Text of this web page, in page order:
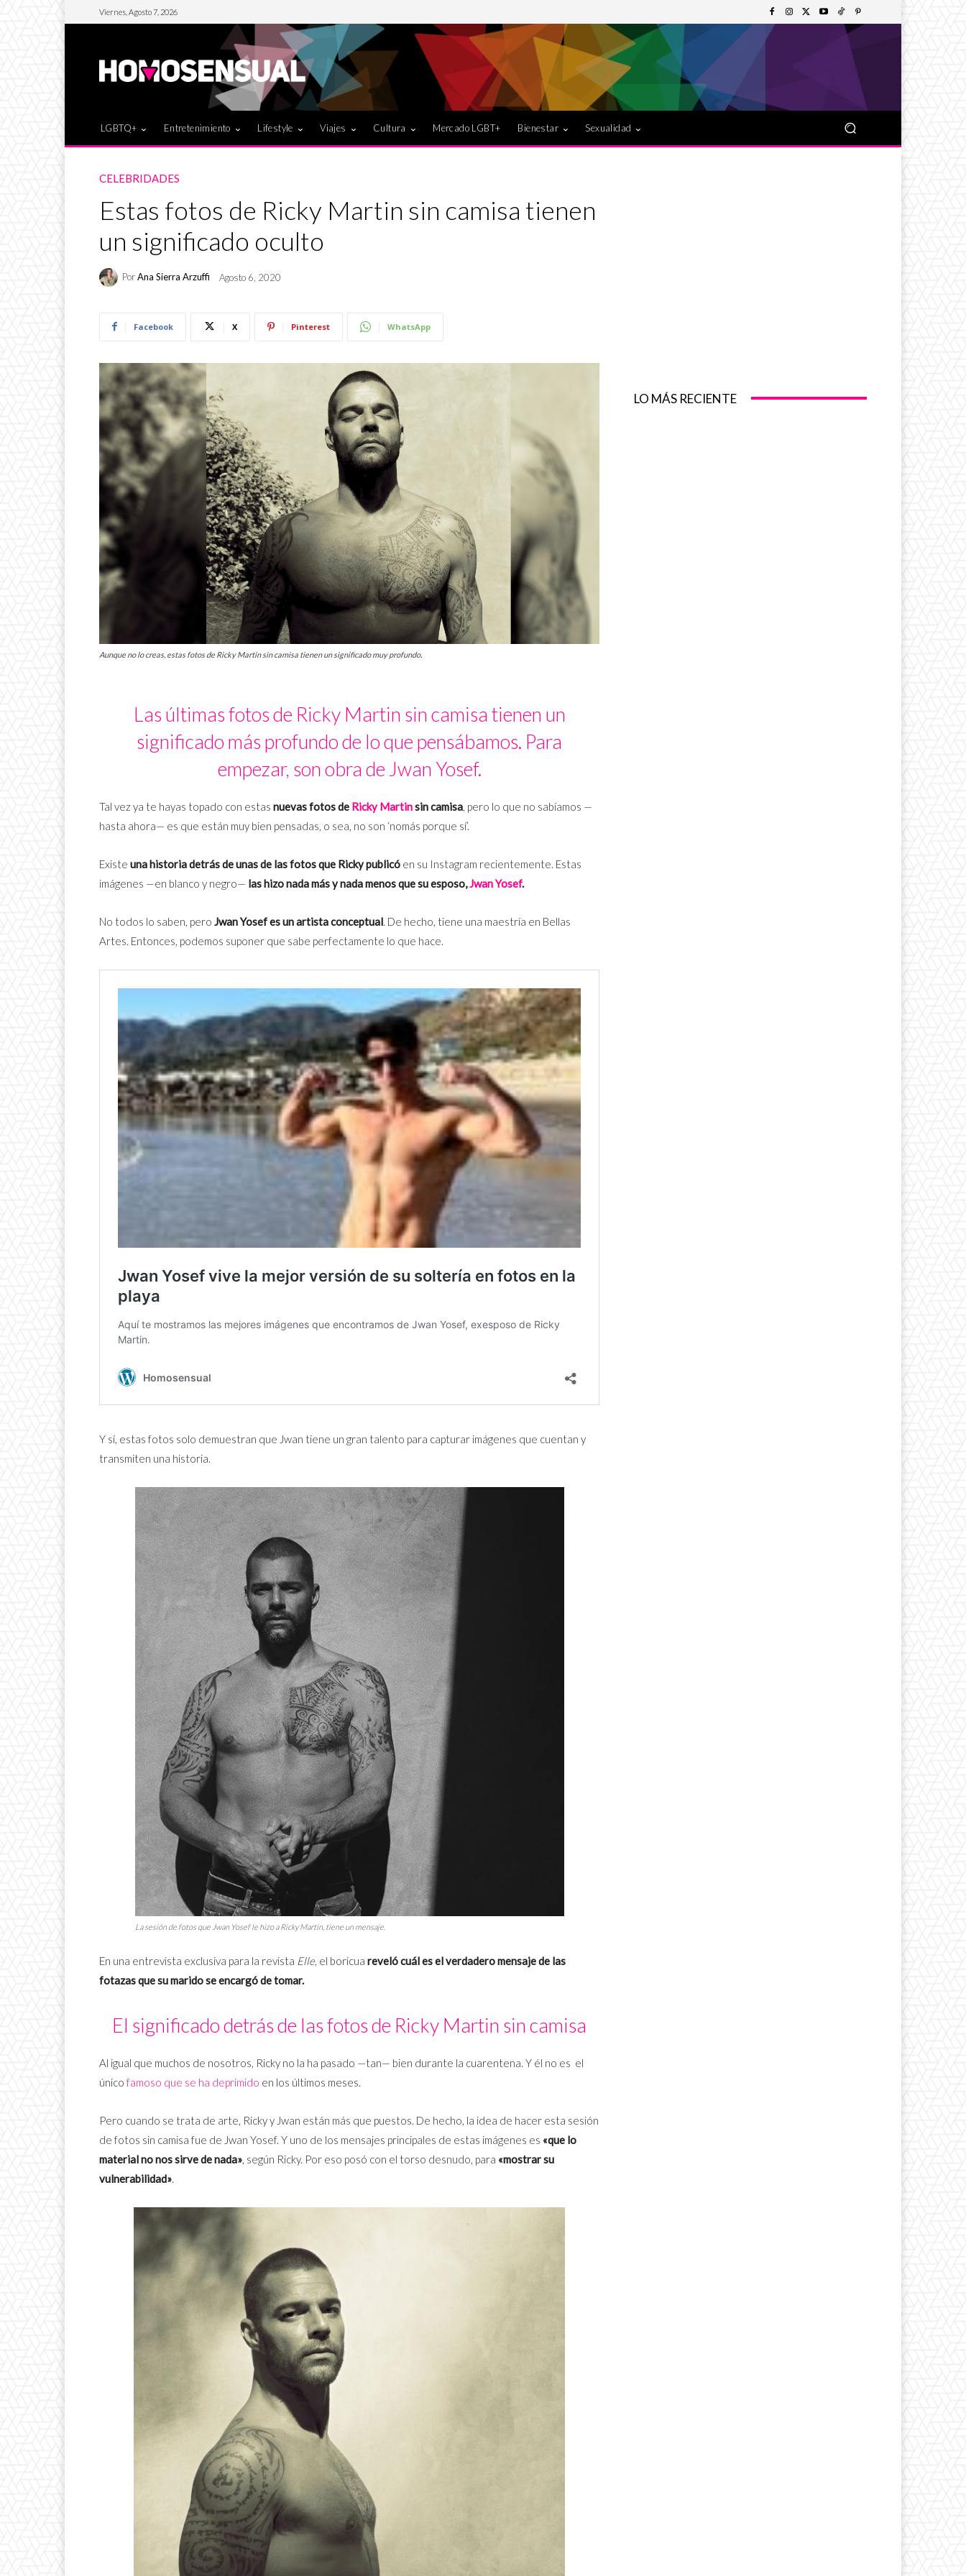
Viernes, Agosto 7, 2026
LGBTQ+ Entretenimiento Lifestyle Viajes Cultura Mercado LGBT+ Bienestar Sexualidad
CELEBRIDADES
Estas fotos de Ricky Martin sin camisa tienen
un significado oculto
PorAna Sierra Arzuffi Agosto 6, 2020
Facebook X Pinterest WhatsApp
Aunque no lo creas, estas fotos de Ricky Martin sin camisa tienen un significado muy profundo.
Las últimas fotos de Ricky Martin sin camisa tienen un
significado más profundo de lo que pensábamos. Para
empezar, son obra de Jwan Yosef.
Tal vez ya te hayas topado con estas nuevas fotos de Ricky Martinsin camisa, pero lo que no sabíamos —
hasta ahora— es que están muy bien pensadas, o sea, no son ‘nomás porque sí’.
Existe una historia detrás de unas de las fotos que Ricky publicó en su Instagram recientemente. Estas
imágenes —en blanco y negro— las hizo nada más y nada menos que su esposo,Jwan Yosef.
No todos lo saben, pero Jwan Yosef es un artista conceptual. De hecho, tiene una maestría en Bellas
Artes. Entonces, podemos suponer que sabe perfectamente lo que hace.
Y sí, estas fotos solo demuestran que Jwan tiene un gran talento para capturar imágenes que cuentan y
transmiten una historia.
La sesión de fotos que Jwan Yosef le hizo a Ricky Martin, tiene un mensaje.
En una entrevista exclusiva para la revista Elle, el boricua reveló cuál es el verdadero mensaje de las
fotazas que su marido se encargó de tomar.
El significado detrás de las fotos de Ricky Martin sin camisa
Al igual que muchos de nosotros, Ricky no la ha pasado —tan— bien durante la cuarentena. Y él no es el
único famoso que se ha deprimido en los últimos meses.
Pero cuando se trata de arte, Ricky y Jwan están más que puestos. De hecho, la idea de hacer esta sesión
de fotos sin camisa fue de Jwan Yosef. Y uno de los mensajes principales de estas imágenes es «que lo
material no nos sirve de nada», según Ricky. Por eso posó con el torso desnudo, para «mostrar su
vulnerabilidad».
LO MÁS RECIENTE